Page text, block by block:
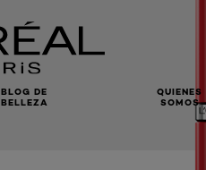
BLOG DE
BELLEZA
QUIENES
SOMOS